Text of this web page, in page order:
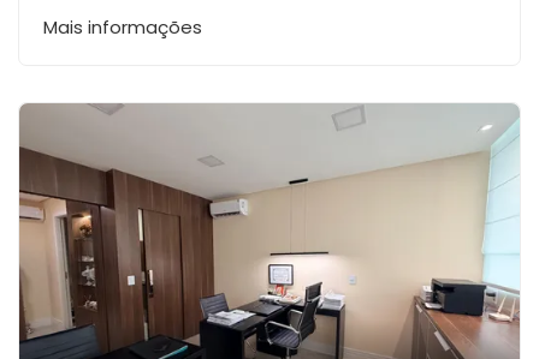
Mais informações